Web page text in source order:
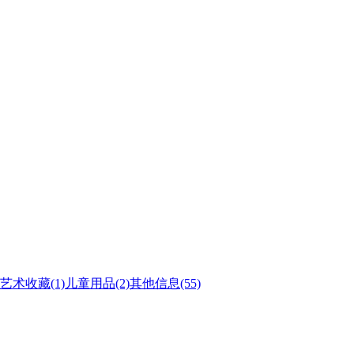
艺术收藏(1) 儿童用品(2)其他信息(55)